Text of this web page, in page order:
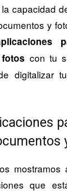
capacidad
y
con tu
digitalizar
mostramos
que